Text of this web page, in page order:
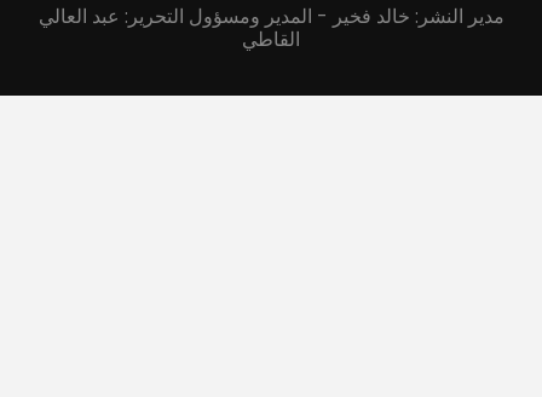
مدير النشر: خالد فخير - المدير ومسؤول التحرير: عبد العالي
القاطي